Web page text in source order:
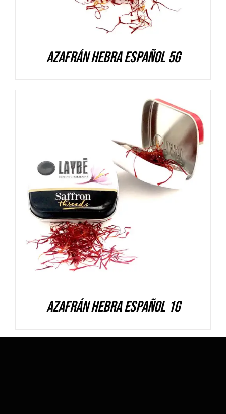
Azafrán hebra español 5g
DETALLES
Azafrán hebra español 1g